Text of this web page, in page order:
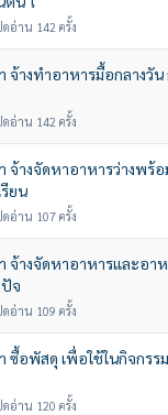
อ่าน 142 ครั้ง
จ้างทำอาหารมื้อกลาง
อ่าน 142 ครั้ง
จ้างจัดหาอาหารว่างพร้
ยน
อ่าน 107 ครั้ง
จ้างจัดหาอาหารและอา
จ
อ่าน 109 ครั้ง
ซื้อพัสดุ เพื่อใช้ในกิจกร
อ่าน 120 ครั้ง